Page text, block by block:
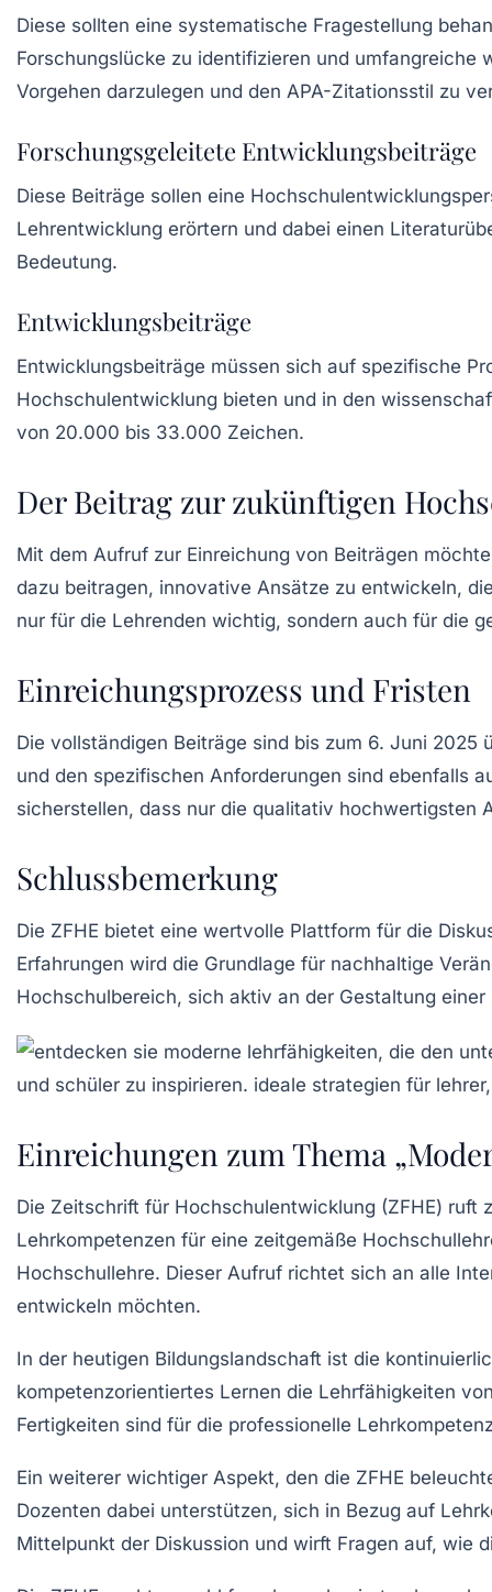
Diese sollten eine systematische Fragestellung
Forschungslücke zu identifizieren und
Vorgehen darzulegen und den APA-Zitationsstil zu
Forschungsgeleitete Entwicklungsbeiträge
Diese Beiträge sollen eine
Lehrentwicklung erörtern und dabei einen
Bedeutung.
Entwicklungsbeiträge
Entwicklungsbeiträge müssen sich auf spezifische
Hochschulentwicklung bieten und in den
von 20.000 bis 33.000 Zeichen.
Der Beitrag zur zukünftigen
Mit dem Aufruf zur Einreichung von Beiträgen
dazu beitragen, innovative Ansätze zu entwickeln,
nur für die Lehrenden wichtig, sondern auch für die
Einreichungsprozess und Fristen
Die vollständigen Beiträge sind bis zum 6. Juni 2025
und den spezifischen Anforderungen sind ebenfalls
sicherstellen, dass nur die qualitativ hochwertigsten
Schlussbemerkung
Die ZFHE bietet eine wertvolle Plattform für die
Erfahrungen wird die Grundlage für nachhaltige
Hochschulbereich, sich aktiv an der Gestaltung
Einreichungen zum Thema
Die Zeitschrift für Hochschulentwicklung (ZFHE) ruft
Lehrkompetenzen für eine zeitgemäße
Hochschullehre. Dieser Aufruf richtet sich an alle
entwickeln möchten.
In der heutigen Bildungslandschaft ist die
kompetenzorientiertes Lernen die Lehrfähigkeiten
Fertigkeiten sind für die professionelle
Ein weiterer wichtiger Aspekt, den die ZFHE
Dozenten dabei unterstützen, sich in Bezug auf
Mittelpunkt der Diskussion und wirft Fragen auf, wie